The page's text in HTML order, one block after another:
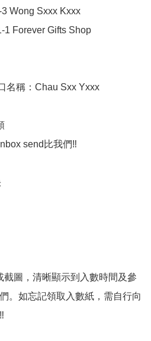
Wong Sxxx Kxxx
1 Forever Gifts Shop
名稱：Chau Sxx Yxxx
send比我們‼️
截圖，清晰顯示到入數時間及參
。如忘記領取入數紙，需自行向